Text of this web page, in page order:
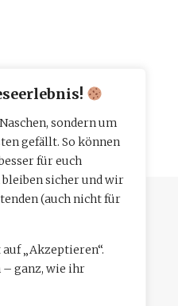
sondern um
gefällt. So können
für euch
bleiben sicher und wir
(auch nicht für
„Akzeptieren“.
– ganz, wie ihr